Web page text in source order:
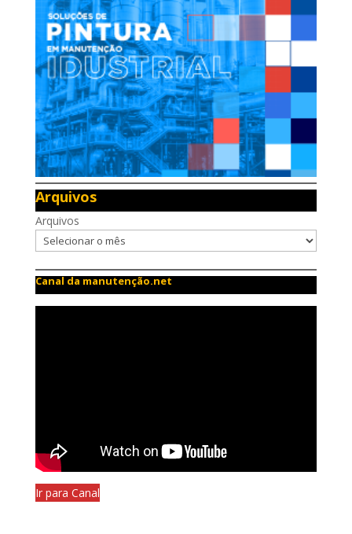
Arquivos
Arquivos
Canal da manutenção.net
Ir para Canal